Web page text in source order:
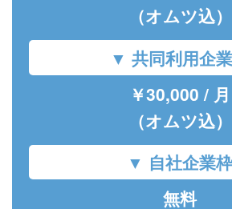
（オムツ込）
▼ 共同利用企
￥30,000 / 月
（オムツ込）
▼ 自社企業枠
無料